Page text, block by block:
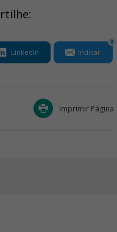
LinkedIn Indicar
0
Imprimir Página